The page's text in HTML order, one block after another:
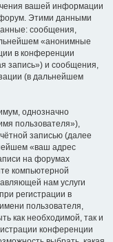
вашей информации
Этими данными
сообщения,
«анонимные
в конференции
запись») и сообщения,
(в дальнейшем
однозначно
пользователя»),
записью (далее
«ваш адрес
на форумах
компьютерной
нам услуги
регистрации в
пользователя,
как необходимой, так и
конференции